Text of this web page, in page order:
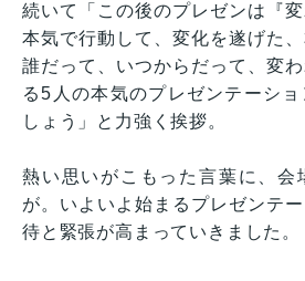
続いて「この後のプレゼンは『
本気で行動して、変化を遂げた、
誰だって、いつからだって、変
る5人の本気のプレゼンテーシ
しょう」と力強く挨拶。
熱い思いがこもった言葉に、会
が。いよいよ始まるプレゼンテ
待と緊張が高まっていきました。